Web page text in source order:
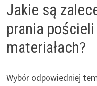
Jakie są
prania
materiałach?
Wybór odpowiedniej